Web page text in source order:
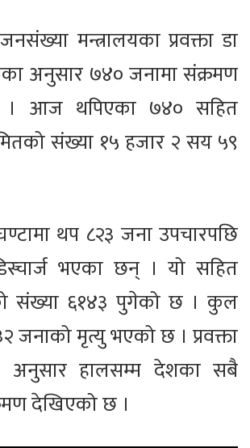
मन्त्रालयका प्रवक्ता डा
अनुसार ७४० जनामा संक्रमण
। आज थपिएका ७४० सहित
संख्या १५ हजार २ सय ५९
थप ८२३ जना उपचारपछि
भएका छन् । यो सहित
संख्या ६१४३ पुगेको छ । कुल
जनाको मृत्यु भएको छ । प्रवक्ता
अनुसार हालसम्म देशका सबै
देखिएको छ ।